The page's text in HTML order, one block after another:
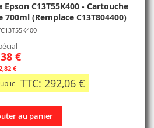
Epson C13T55K400 - Cartouche
700ml (Remplace C13T804400)
€
€
TTC: 292,06 €
au panier